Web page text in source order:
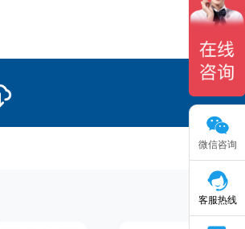
微信咨询
客服热线